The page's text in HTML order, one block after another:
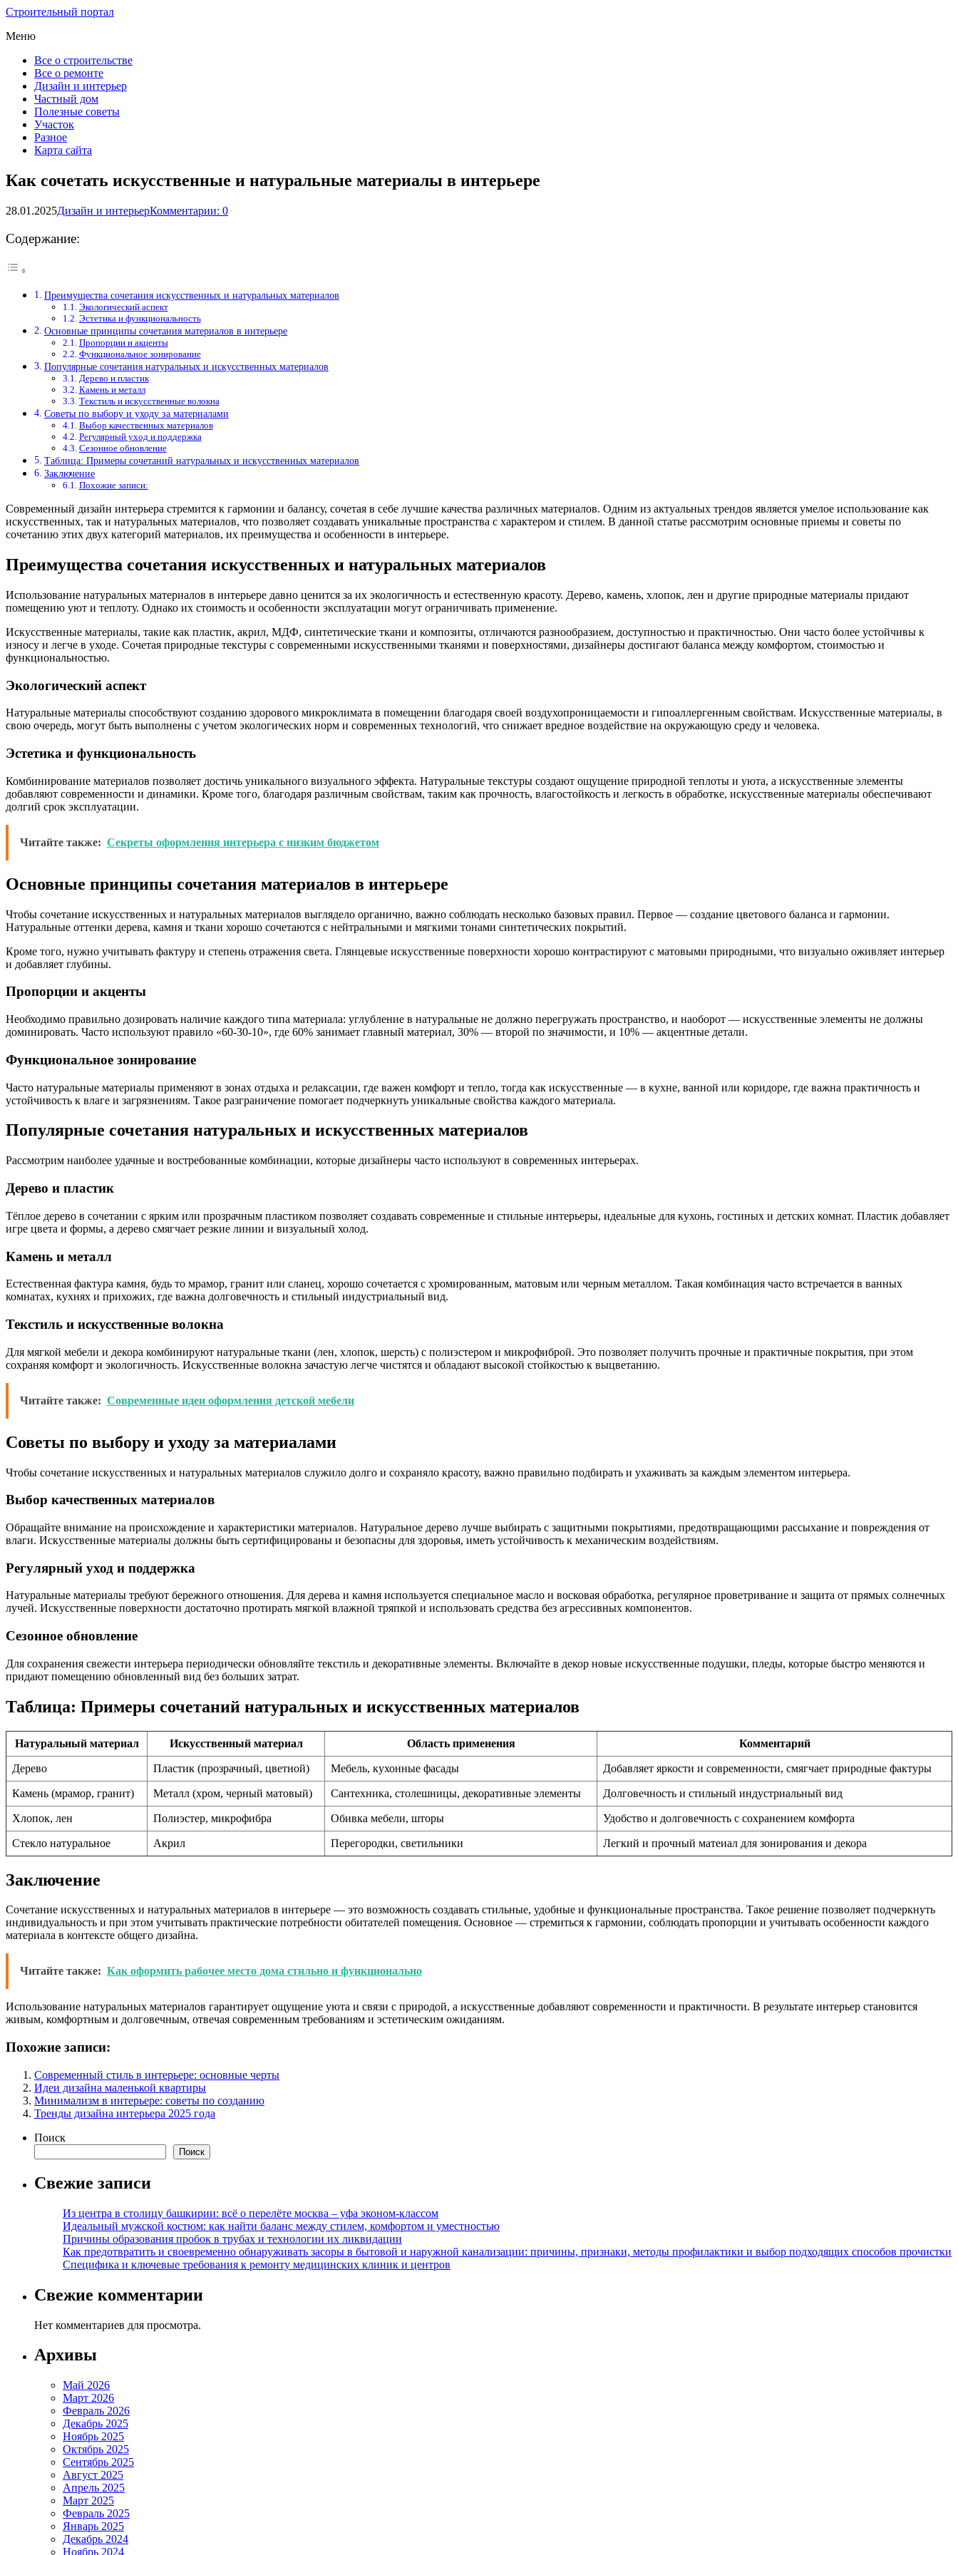
Строительный портал
Меню
Все о строительстве
Все о ремонте
Дизайн и интерьер
Частный дом
Полезные советы
Участок
Разное
Карта сайта
Как сочетать искусственные и натуральные материалы в интерьере
28.01.2025Дизайн и интерьерКомментарии: 0
Содержание:
Преимущества сочетания искусственных и натуральных материалов
Экологический аспект
Эстетика и функциональность
Основные принципы сочетания материалов в интерьере
Пропорции и акценты
Функциональное зонирование
Популярные сочетания натуральных и искусственных материалов
Дерево и пластик
Камень и металл
Текстиль и искусственные волокна
Советы по выбору и уходу за материалами
Выбор качественных материалов
Регулярный уход и поддержка
Сезонное обновление
Таблица: Примеры сочетаний натуральных и искусственных материалов
Заключение
Похожие записи:
Современный дизайн интерьера стремится к гармонии и балансу, сочетая в себе лучшие качества различных материалов. Одним из актуальных трендов является умелое использование как
искусственных, так и натуральных материалов, что позволяет создавать уникальные пространства с характером и стилем. В данной статье рассмотрим основные приемы и советы по
сочетанию этих двух категорий материалов, их преимущества и особенности в интерьере.
Преимущества сочетания искусственных и натуральных материалов
Использование натуральных материалов в интерьере давно ценится за их экологичность и естественную красоту. Дерево, камень, хлопок, лен и другие природные материалы придают
помещению уют и теплоту. Однако их стоимость и особенности эксплуатации могут ограничивать применение.
Искусственные материалы, такие как пластик, акрил, МДФ, синтетические ткани и композиты, отличаются разнообразием, доступностью и практичностью. Они часто более устойчивы к
износу и легче в уходе. Сочетая природные текстуры с современными искусственными тканями и поверхностями, дизайнеры достигают баланса между комфортом, стоимостью и
функциональностью.
Экологический аспект
Натуральные материалы способствуют созданию здорового микроклимата в помещении благодаря своей воздухопроницаемости и гипоаллергенным свойствам. Искусственные материалы, в
свою очередь, могут быть выполнены с учетом экологических норм и современных технологий, что снижает вредное воздействие на окружающую среду и человека.
Эстетика и функциональность
Комбинирование материалов позволяет достичь уникального визуального эффекта. Натуральные текстуры создают ощущение природной теплоты и уюта, а искусственные элементы
добавляют современности и динамики. Кроме того, благодаря различным свойствам, таким как прочность, влагостойкость и легкость в обработке, искусственные материалы обеспечивают
долгий срок эксплуатации.
Читайте также: Секреты оформления интерьера с низким бюджетом
Основные принципы сочетания материалов в интерьере
Чтобы сочетание искусственных и натуральных материалов выглядело органично, важно соблюдать несколько базовых правил. Первое — создание цветового баланса и гармонии.
Натуральные оттенки дерева, камня и ткани хорошо сочетаются с нейтральными и мягкими тонами синтетических покрытий.
Кроме того, нужно учитывать фактуру и степень отражения света. Глянцевые искусственные поверхности хорошо контрастируют с матовыми природными, что визуально оживляет интерьер
и добавляет глубины.
Пропорции и акценты
Необходимо правильно дозировать наличие каждого типа материала: углубление в натуральные не должно перегружать пространство, и наоборот — искусственные элементы не должны
доминировать. Часто используют правило «60-30-10», где 60% занимает главный материал, 30% — второй по значимости, и 10% — акцентные детали.
Функциональное зонирование
Часто натуральные материалы применяют в зонах отдыха и релаксации, где важен комфорт и тепло, тогда как искусственные — в кухне, ванной или коридоре, где важна практичность и
устойчивость к влаге и загрязнениям. Такое разграничение помогает подчеркнуть уникальные свойства каждого материала.
Популярные сочетания натуральных и искусственных материалов
Рассмотрим наиболее удачные и востребованные комбинации, которые дизайнеры часто используют в современных интерьерах.
Дерево и пластик
Тёплое дерево в сочетании с ярким или прозрачным пластиком позволяет создавать современные и стильные интерьеры, идеальные для кухонь, гостиных и детских комнат. Пластик добавляет
игре цвета и формы, а дерево смягчает резкие линии и визуальный холод.
Камень и металл
Естественная фактура камня, будь то мрамор, гранит или сланец, хорошо сочетается с хромированным, матовым или черным металлом. Такая комбинация часто встречается в ванных
комнатах, кухнях и прихожих, где важна долговечность и стильный индустриальный вид.
Текстиль и искусственные волокна
Для мягкой мебели и декора комбинируют натуральные ткани (лен, хлопок, шерсть) с полиэстером и микрофиброй. Это позволяет получить прочные и практичные покрытия, при этом
сохраняя комфорт и экологичность. Искусственные волокна зачастую легче чистятся и обладают высокой стойкостью к выцветанию.
Читайте также: Современные идеи оформления детской мебели
Советы по выбору и уходу за материалами
Чтобы сочетание искусственных и натуральных материалов служило долго и сохраняло красоту, важно правильно подбирать и ухаживать за каждым элементом интерьера.
Выбор качественных материалов
Обращайте внимание на происхождение и характеристики материалов. Натуральное дерево лучше выбирать с защитными покрытиями, предотвращающими рассыхание и повреждения от
влаги. Искусственные материалы должны быть сертифицированы и безопасны для здоровья, иметь устойчивость к механическим воздействиям.
Регулярный уход и поддержка
Натуральные материалы требуют бережного отношения. Для дерева и камня используется специальное масло и восковая обработка, регулярное проветривание и защита от прямых солнечных
лучей. Искусственные поверхности достаточно протирать мягкой влажной тряпкой и использовать средства без агрессивных компонентов.
Сезонное обновление
Для сохранения свежести интерьера периодически обновляйте текстиль и декоративные элементы. Включайте в декор новые искусственные подушки, пледы, которые быстро меняются и
придают помещению обновленный вид без больших затрат.
Таблица: Примеры сочетаний натуральных и искусственных материалов
Натуральный материал Искусственный материал Область применения Комментарий
Дерево Пластик (прозрачный, цветной) Мебель, кухонные фасады Добавляет яркости и современности, смягчает природные фактуры
Камень (мрамор, гранит) Металл (хром, черный матовый) Сантехника, столешницы, декоративные элементы Долговечность и стильный индустриальный вид
Хлопок, лен Полиэстер, микрофибра Обивка мебели, шторы Удобство и долговечность с сохранением комфорта
Стекло натуральное Акрил Перегородки, светильники Легкий и прочный матеиал для зонирования и декора
Заключение
Сочетание искусственных и натуральных материалов в интерьере — это возможность создавать стильные, удобные и функциональные пространства. Такое решение позволяет подчеркнуть
индивидуальность и при этом учитывать практические потребности обитателей помещения. Основное — стремиться к гармонии, соблюдать пропорции и учитывать особенности каждого
материала в контексте общего дизайна.
Читайте также: Как оформить рабочее место дома стильно и функционально
Использование натуральных материалов гарантирует ощущение уюта и связи с природой, а искусственные добавляют современности и практичности. В результате интерьер становится
живым, комфортным и долговечным, отвечая современным требованиям и эстетическим ожиданиям.
Похожие записи:
Современный стиль в интерьере: основные черты
Идеи дизайна маленькой квартиры
Минимализм в интерьере: советы по созданию
Тренды дизайна интерьера 2025 года
Поиск
Поиск
Свежие записи
Из центра в столицу башкирии: всё о перелёте москва – уфа эконом-классом
Идеальный мужской костюм: как найти баланс между стилем, комфортом и уместностью
Причины образования пробок в трубах и технологии их ликвидации
Как предотвратить и своевременно обнаруживать засоры в бытовой и наружной канализации: причины, признаки, методы профилактики и выбор подходящих способов прочистки
Специфика и ключевые требования к ремонту медицинских клиник и центров
Свежие комментарии
Нет комментариев для просмотра.
Архивы
Май 2026
Март 2026
Февраль 2026
Декабрь 2025
Ноябрь 2025
Октябрь 2025
Сентябрь 2025
Август 2025
Апрель 2025
Март 2025
Февраль 2025
Январь 2025
Декабрь 2024
Ноябрь 2024